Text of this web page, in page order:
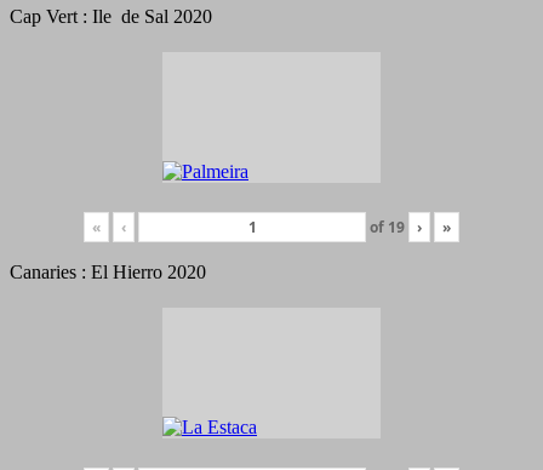
Cap Vert : Ile de Sal 2020
« ‹ of 19 › »
Canaries : El Hierro 2020